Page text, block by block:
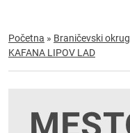
Početna » Braničevski okrug
KAFANA LIPOV LAD